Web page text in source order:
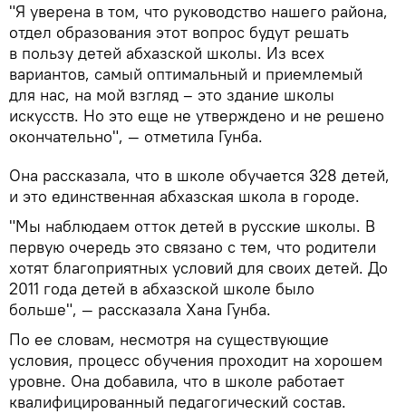
"Я уверена в том, что руководство нашего района,
отдел образования этот вопрос будут решать
в пользу детей абхазской школы. Из всех
вариантов, самый оптимальный и приемлемый
для нас, на мой взгляд – это здание школы
искусств. Но это еще не утверждено и не решено
окончательно", — отметила Гунба.
Она рассказала, что в школе обучается 328 детей,
и это единственная абхазская школа в городе.
"Мы наблюдаем отток детей в русские школы. В
первую очередь это связано с тем, что родители
хотят благоприятных условий для своих детей. До
2011 года детей в абхазской школе было
больше", — рассказала Хана Гунба.
По ее словам, несмотря на существующие
условия, процесс обучения проходит на хорошем
уровне. Она добавила, что в школе работает
квалифицированный педагогический состав.